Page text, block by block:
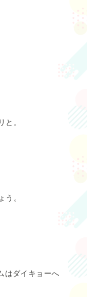
と。
う。
はダイキョーへ